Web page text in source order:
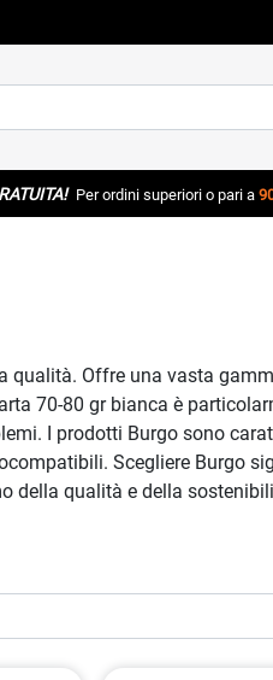
Per ordini superiori o pari a
Offre una vasta
70-80 gr bianca è
I prodotti Burgo sono
Scegliere Burgo
della qualità e della